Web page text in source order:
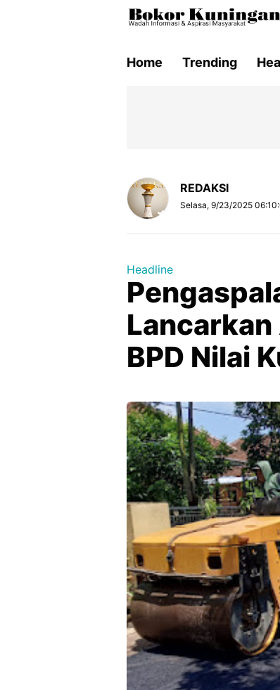
Home Trending
REDAKSI
Selasa, 9/23/2025
Headline
Lancarkan
BPD Nilai